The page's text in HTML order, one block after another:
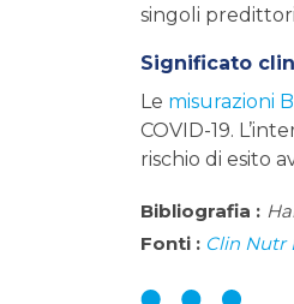
singoli
Significato
Le misurazioni
COVID-19.
rischio di esito
Bibliografia :
Fonti : Clin Nutr